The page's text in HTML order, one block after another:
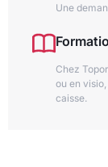
Une
Chez
ou en
caisse.